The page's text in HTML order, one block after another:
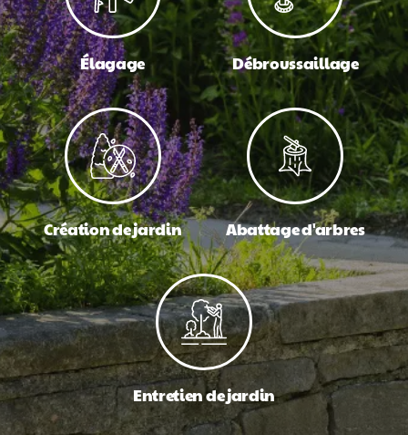
Élagage Débroussaillage
Création de jardin Abattage d'arbres
Entretien de jardin